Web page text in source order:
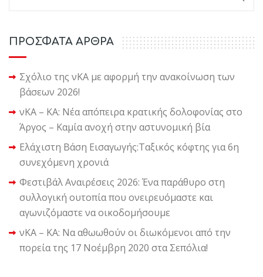
ΠΡΟΣΦΑΤΑ ΑΡΘΡΑ
Σχόλιο της νΚΑ με αφορμή την ανακοίνωση των
βάσεων 2026!
νΚΑ – ΚΑ: Νέα απόπειρα κρατικής δολοφονίας στο
Άργος – Καμία ανοχή στην αστυνομική βία
Ελάχιστη Βάση Εισαγωγής:Ταξικός κόφτης για 6η
συνεχόμενη χρονιά
Φεστιβάλ Αναιρέσεις 2026: Ένα παράθυρο στη
συλλογική ουτοπία που ονειρευόμαστε και
αγωνιζόμαστε να οικοδομήσουμε
νΚΑ – ΚΑ: Να αθωωθούν οι διωκόμενοι από την
πορεία της 17 Νοέμβρη 2020 στα Σεπόλια!